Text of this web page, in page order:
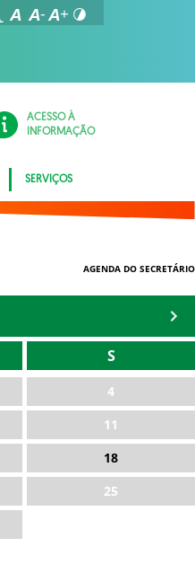
ACESSO À
INFORMAÇÃO
SERVIÇOS
AGENDA DO SECRETÁRIO
S
4
11
18
25